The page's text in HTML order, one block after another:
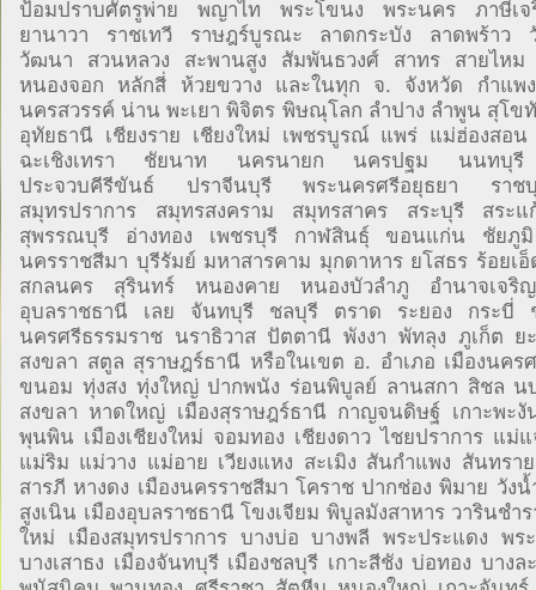
ป้อมปราบศัตรูพ่าย พญาไท พระโขนง พระนคร ภาษีเ
ยานาวา ราชเทวี ราษฎร์บูรณะ ลาดกระบัง ลาดพร้าว วั
วัฒนา สวนหลวง สะพานสูง สัมพันธวงศ์ สาทร สายไหม
หนองจอก หลักสี่ ห้วยขวาง และในทุก จ. จังหวัด กำแพ
นครสวรรค์ น่าน พะเยา พิจิตร พิษณุโลก ลำปาง ลำพูน สุโข
อุทัยธานี เชียงราย เชียงใหม่ เพชรบูรณ์ แพร่ แม่ฮ่องสอ
ฉะเชิงเทรา ชัยนาท นครนายก นครปฐม นนทบุ
ประจวบคีรีขันธ์ ปราจีนบุรี พระนครศรีอยุธยา รา
สมุทรปราการ สมุทรสงคราม สมุทรสาคร สระบุรี สระ
สุพรรณบุรี อ่างทอง เพชรบุรี กาฬสินธุ์ ขอนแก่น ชัยภู
นครราชสีมา บุรีรัมย์ มหาสารคาม มุกดาหาร ยโสธร ร้อยเอ็
สกลนคร สุรินทร์ หนองคาย หนองบัวลำภู อำนาจเจริ
อุบลราชธานี เลย จันทบุรี ชลบุรี ตราด ระยอง กระบี่
นครศรีธรรมราช นราธิวาส ปัตตานี พังงา พัทลุง ภูเก็ต ย
สงขลา สตูล สุราษฎร์ธานี หรือในเขต อ. อำเภอ เมืองนคร
ขนอม ทุ่งสง ทุ่งใหญ่ ปากพนัง ร่อนพิบูลย์ ลานสกา สิชล น
สงขลา หาดใหญ่ เมืองสุราษฎร์ธานี กาญจนดิษฐ์ เกาะพะงั
พุนพิน เมืองเชียงใหม่ จอมทอง เชียงดาว ไชยปราการ แม่
แม่ริม แม่วาง แม่อาย เวียงแหง สะเมิง สันกำแพง สันทรา
สารภี หางดง เมืองนครราชสีมา โคราช ปากช่อง พิมาย วังน้
สูงเนิน เมืองอุบลราชธานี โขงเจียม พิบูลมังสาหาร วารินชำ
ใหม่ เมืองสมุทรปราการ บางบ่อ บางพลี พระประแดง พร
บางเสาธง เมืองจันทบุรี เมืองชลบุรี เกาะสีชัง บ่อทอง บางล